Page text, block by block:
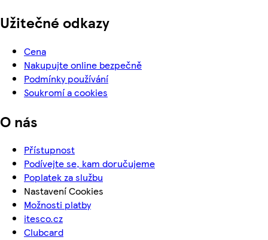
Užitečné odkazy
Cena
Nakupujte online bezpečně
Podmínky používání
Soukromí a cookies
O nás
Přístupnost
Podívejte se, kam doručujeme
Poplatek za službu
Nastavení Cookies
Možnosti platby
itesco.cz
Clubcard